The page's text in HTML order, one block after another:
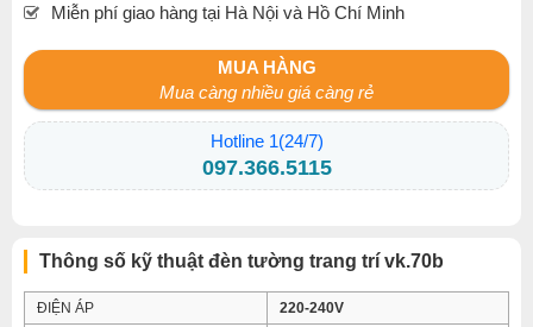
Miễn phí giao hàng tại Hà Nội và Hồ Chí Minh
MUA HÀNG
Mua càng nhiều giá càng rẻ
Hotline 1(24/7)
097.366.5115
Thông số kỹ thuật đèn tường trang trí vk.70b
ĐIỆN ÁP
220-240V